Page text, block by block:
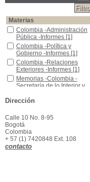
Materias
Colombia -Administración
Colombia -Administración
Pública -Informes [1]
Colombia -Política y Gobierno
Colombia -Política y
Gobierno -Informes [1]
Colombia -Relaciones
Colombia -Relaciones
Exteriores -Informes [1]
Memorias -Colombia -
Memorias -Colombia -
Secretaría de lo Interior y
Dirección
Calle 10 No. 8-95
Bogotá
Colombia
+ 57 (1) 7420848 Ext. 108
contacto